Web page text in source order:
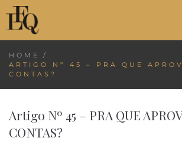
HOME
/
ARTIGO Nº 45 – PRA QUE
CONTAS?
Artigo Nº 45 – PRA QUE
CONTAS?